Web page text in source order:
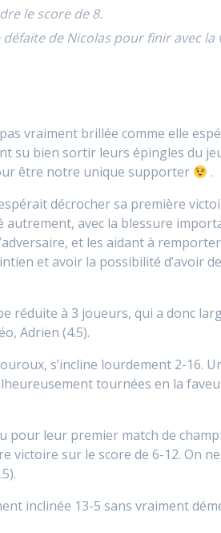
le score de 8.
de Nicolas pour finir avec
vraiment brillée comme elle
su bien sortir leurs épingles du
être notre unique supporter
.
décrocher sa première
avec la blessure
et les aidant à
et avoir la possibilité d’avoir
réduite à 3 joueurs, qui a donc
Adrien (4.5).
s’incline lourdement 2-16.
tournées en la
pour leur premier match de
sur le score de 6-12. On ne
inclinée 13-5 sans vraiment